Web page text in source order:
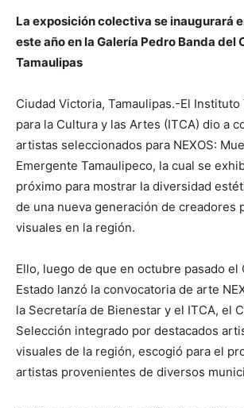
La exposición colectiva se inaugurará
este año en la Galería Pedro Banda del
Tamaulipas
Ciudad Victoria, Tamaulipas.-El Instituto
para la Cultura y las Artes (ITCA) dio a
artistas seleccionados para NEXOS:
Emergente Tamaulipeco, la cual se
próximo para mostrar la diversidad
de una nueva generación de creadores
visuales en la región.
Ello, luego de que en octubre pasado el
Estado lanzó la convocatoria de arte
la Secretaría de Bienestar y el ITCA, el
Selección integrado por destacados
visuales de la región, escogió para el
artistas provenientes de diversos